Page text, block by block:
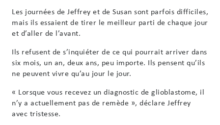
Les journées de Jeffrey et de Susan sont parfois difficiles,
mais ils essaient de tirer le meilleur parti de chaque jour
et d’aller de l’avant.
Ils refusent de s’inquiéter de ce qui pourrait arriver dans
six mois, un an, deux ans, peu importe. Ils pensent qu’ils
ne peuvent vivre qu’au jour le jour.
« Lorsque vous recevez un diagnostic de glioblastome, il
n’y a actuellement pas de remède », déclare Jeffrey
avec tristesse.